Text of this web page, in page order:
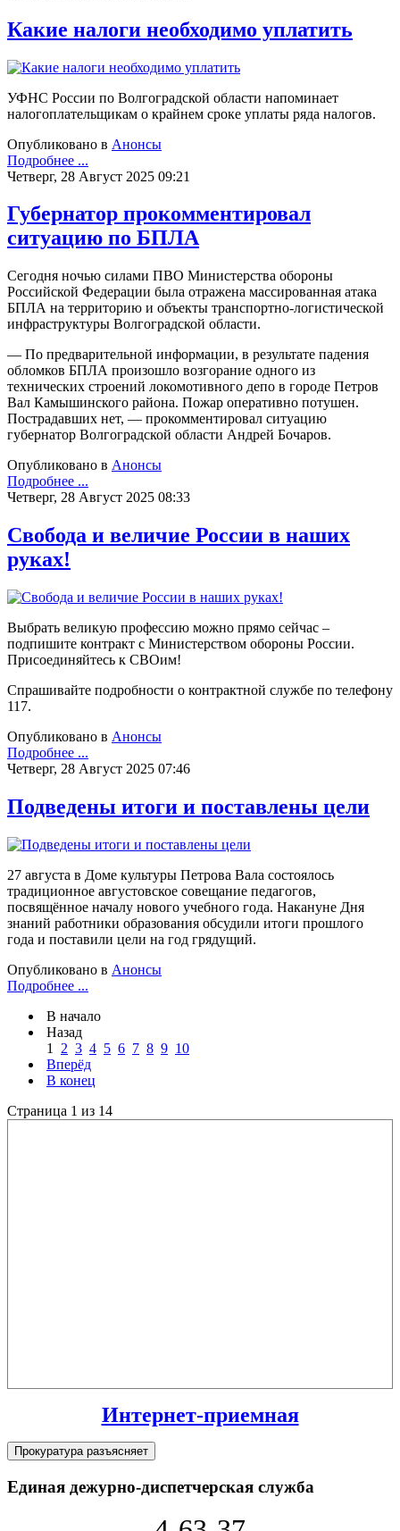
Какие налоги необходимо уплатить
УФНС России по Волгоградской области напоминает
налогоплательщикам о крайнем сроке уплаты ряда налогов.
Опубликовано в Анонсы
Подробнее ...
Четверг, 28 Август 2025 09:21
Губернатор прокомментировал
ситуацию по БПЛА
Сегодня ночью силами ПВО Министерства обороны
Российской Федерации была отражена массированная атака
БПЛА на территорию и объекты транспортно-логистической
инфраструктуры Волгоградской области.
— По предварительной информации, в результате падения
обломков БПЛА произошло возгорание одного из
технических строений локомотивного депо в городе Петров
Вал Камышинского района. Пожар оперативно потушен.
Пострадавших нет, — прокомментировал ситуацию
губернатор Волгоградской области Андрей Бочаров.
Опубликовано в Анонсы
Подробнее ...
Четверг, 28 Август 2025 08:33
Свобода и величие России в наших
руках!
Выбрать великую профессию можно прямо сейчас –
подпишите контракт с Министерством обороны России.
Присоединяйтесь к СВОим!
Спрашивайте подробности о контрактной службе по телефону
117.
Опубликовано в Анонсы
Подробнее ...
Четверг, 28 Август 2025 07:46
Подведены итоги и поставлены цели
27 августа в Доме культуры Петрова Вала состоялось
традиционное августовское совещание педагогов,
посвящённое началу нового учебного года. Накануне Дня
знаний работники образования обсудили итоги прошлого
года и поставили цели на год грядущий.
Опубликовано в Анонсы
Подробнее ...
В начало
Назад
1
2 3 4 5 6 7 8 9 10
Вперёд
В конец
Страница 1 из 14
Интернет-приемная
Прокуратура разъясняет
Единая дежурно-диспетчерская служба